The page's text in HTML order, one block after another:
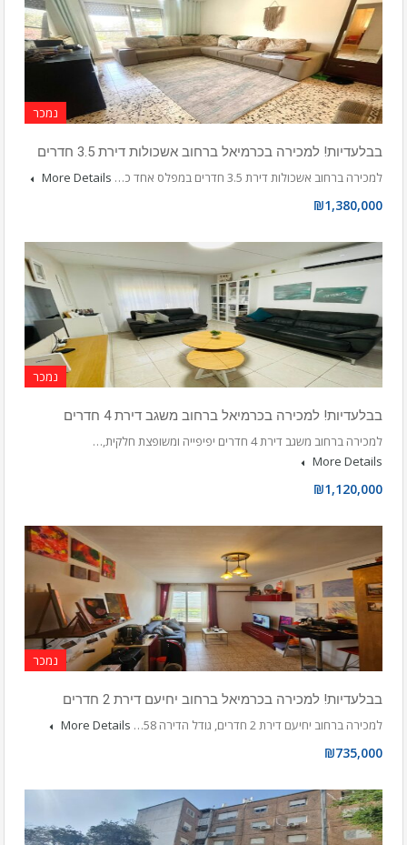
נמכר
בבלעדיות! למכירה בכרמיאל ברחוב אשכולות דירת 3.5 חדרים
למכירה ברחוב אשכולות דירת 3.5 חדרים במפלס אחד כ…
More Details
₪1,380,000
נמכר
בבלעדיות! למכירה בכרמיאל ברחוב משגב דירת 4 חדרים
למכירה ברחוב משגב דירת 4 חדרים יפיפייה ומשופצת חלקית,…
More Details
₪1,120,000
נמכר
בבלעדיות! למכירה בכרמיאל ברחוב יחיעם דירת 2 חדרים
למכירה ברחוב יחיעם דירת 2 חדרים, גודל הדירה 58…
More Details
₪735,000